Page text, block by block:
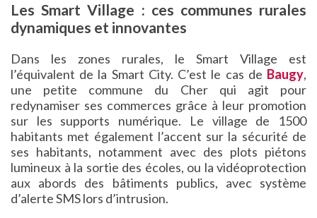
Les Smart Village : ces communes rurales
dynamiques et innovantes
Dans les zones rurales, le Smart Village est
l’équivalent de la Smart City. C’est le cas de Baugy,
une petite commune du Cher qui agit pour
redynamiser ses commerces grâce à leur promotion
sur les supports numérique. Le village de 1500
habitants met également l’accent sur la sécurité de
ses habitants, notamment avec des plots piétons
lumineux à la sortie des écoles, ou la vidéoprotection
aux abords des bâtiments publics, avec système
d’alerte SMS lors d’intrusion.